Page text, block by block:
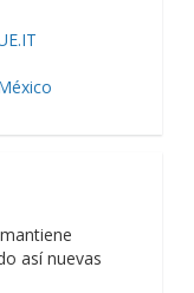
así nuevas